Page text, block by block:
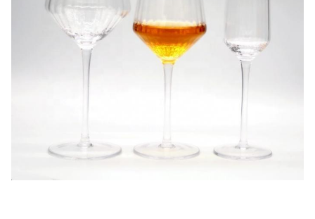
हैं। हम बजट मूल्य के साथ शीर्ष गुणवत्ता वाले ग्लासवेयर प्रदान करते
हैं।हम दुनिया भर से हमारे दोस्तों और व्यापार भागीदार के साथ
सहयोग करना चाहते हैं.